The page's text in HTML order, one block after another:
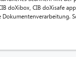
doXibox, CIB doXisafe
Dokumentenverarbeitung.